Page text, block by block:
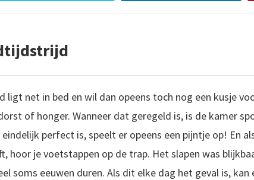
ligt net in bed en wil dan opeens toch nog een kusje
of honger. Wanneer dat geregeld is, is de kamer
perfect is, speelt er opeens een pijntje op! En
hoor je voetstappen op de trap. Het slapen was
soms eeuwen duren. Als dit elke dag het geval is, kan